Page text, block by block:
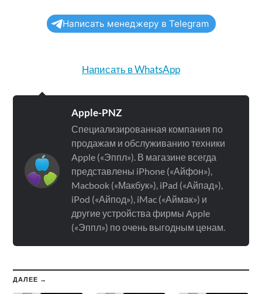
Написать менеджеру в Telegram
Написать в WhatsApp
Apple-PNZ
Специализированная компания по
продажам и обслуживанию техники
Apple («Эппл»). В магазине всегда
представлены iPhone («Айфон»),
Macbook («Макбук»), iPad («Айпад»),
iPod («Айпод»), iMac («Аймак») и
другие устройства фирмы Apple
(«Эппл») по очень выгодным ценам.
ДАЛЕЕ →